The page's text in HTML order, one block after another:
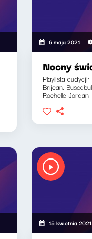
6 maja 2021
Nocny
Playlista audycji:
Brijean,
Rochelle Jordan
15 kwietnia 2021